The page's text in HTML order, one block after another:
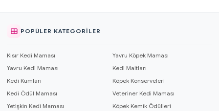
POPÜLER KATEGORILER
Kısır Kedi Maması
Yavru Köpek Maması
Yavru Kedi Maması
Kedi Maltları
Kedi Kumları
Köpek Konserveleri
Kedi Ödül Maması
Veteriner Kedi Maması
Yetişkin Kedi Maması
Köpek Kemik Ödülleri